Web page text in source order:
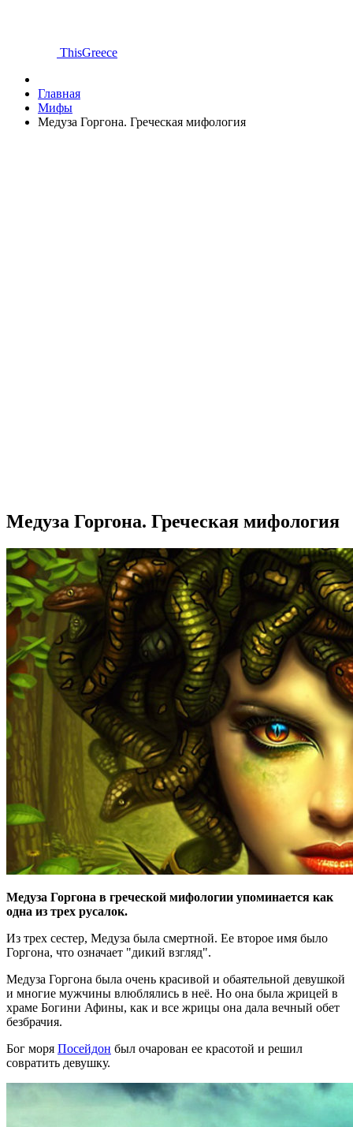
ThisGreece
Главная
Мифы
Медуза Горгона. Греческая мифология
Медуза Горгона. Греческая мифология
Медуза Горгона в греческой мифологии упоминается как
одна из трех русалок.
Из трех сестер, Медуза была смертной. Ее второе имя было
Горгона, что означает "дикий взгляд".
Медуза Горгона была очень красивой и обаятельной девушкой
и многие мужчины влюблялись в неё. Но она была жрицей в
храме Богини Афины, как и все жрицы она дала вечный обет
безбрачия.
Бог моря Посейдон был очарован ее красотой и решил
совратить девушку.